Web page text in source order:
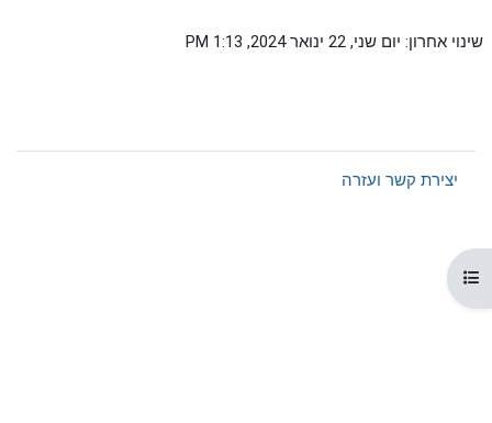
רשימת הנושאים בקורס
שינוי אחרון: יום שני, 22 ינואר 2024, 1:13 PM
יצירת קשר ועזרה